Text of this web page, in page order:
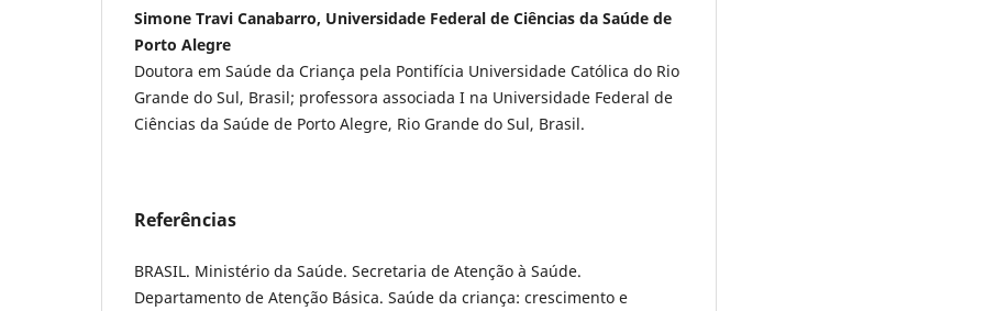
Simone Travi Canabarro, Universidade Federal de Ciências da Saúde de
Porto Alegre
Doutora em Saúde da Criança pela Pontifícia Universidade Católica do Rio
Grande do Sul, Brasil; professora associada I na Universidade Federal de
Ciências da Saúde de Porto Alegre, Rio Grande do Sul, Brasil.
Referências
BRASIL. Ministério da Saúde. Secretaria de Atenção à Saúde.
Departamento de Atenção Básica. Saúde da criança: crescimento e